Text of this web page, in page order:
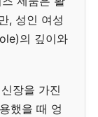
, 성인 여성
의 깊이와
장을 가진
했을 때 엉